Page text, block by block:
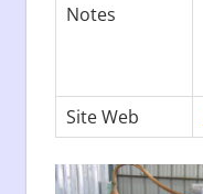
Notes
Site Web